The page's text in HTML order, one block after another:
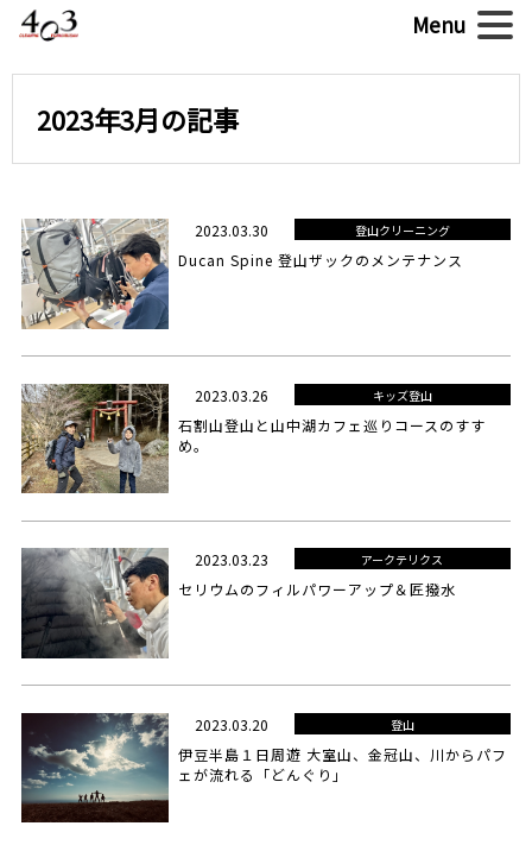
2023年3月の記事
2023.03.30 登山クリーニング
Ducan Spine 登山ザックのメンテナンス
2023.03.26 キッズ登山
石割山登山と山中湖カフェ巡りコースのすす
め。
2023.03.23 アークテリクス
セリウムのフィルパワーアップ＆匠撥水
2023.03.20 登山
伊豆半島１日周遊 大室山、金冠山、川からパフ
ェが流れる「どんぐり」